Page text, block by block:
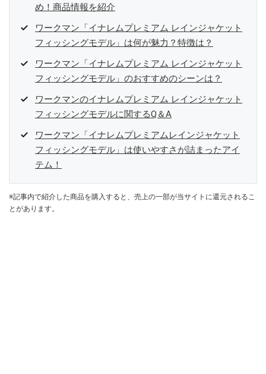
め！商品情報を紹介
ワークマン「イナレムプレミアム レインジャケット
フィッシングモデル」は何が魅力？特徴は？
ワークマン「イナレムプレミアム レインジャケット
フィッシングモデル」のおすすめのシーンは？
ワークマンのイナレムプレミアム レインジャケット
フィッシングモデルに関するQ＆A
ワークマン「イナレムプレミアムレインジャケット
フィッシングモデル」は使いやすさが詰まったアイ
テム！
※記事内で紹介した商品を購入すると、売上の一部が当サイトに還元されるこ
とがあります。